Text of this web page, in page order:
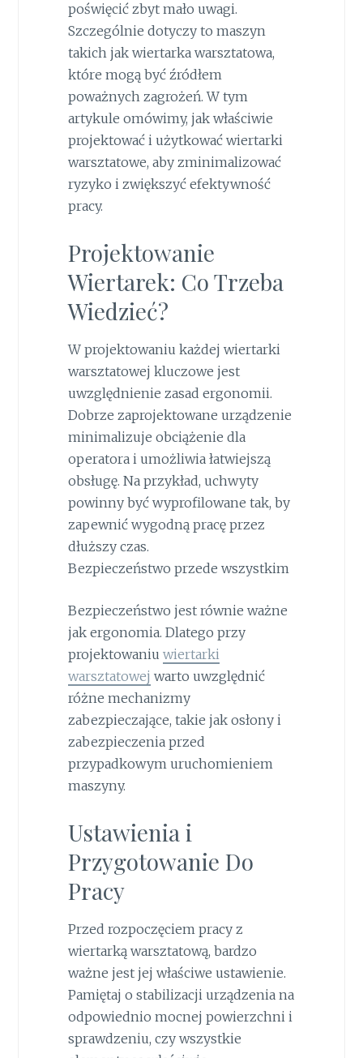
poświęcić zbyt mało uwagi.
Szczególnie dotyczy to maszyn
takich jak wiertarka warsztatowa,
które mogą być źródłem
poważnych zagrożeń. W tym
artykule omówimy, jak właściwie
projektować i użytkować wiertarki
warsztatowe, aby zminimalizować
ryzyko i zwiększyć efektywność
pracy.
Projektowanie
Wiertarek: Co Trzeba
Wiedzieć?
W projektowaniu każdej wiertarki
warsztatowej kluczowe jest
uwzględnienie zasad ergonomii.
Dobrze zaprojektowane urządzenie
minimalizuje obciążenie dla
operatora i umożliwia łatwiejszą
obsługę. Na przykład, uchwyty
powinny być wyprofilowane tak, by
zapewnić wygodną pracę przez
dłuższy czas.
Bezpieczeństwo przede wszystkim
Bezpieczeństwo jest równie ważne
jak ergonomia. Dlatego przy
projektowaniu wiertarki
warsztatowej warto uwzględnić
różne mechanizmy
zabezpieczające, takie jak osłony i
zabezpieczenia przed
przypadkowym uruchomieniem
maszyny.
Ustawienia i
Przygotowanie Do
Pracy
Przed rozpoczęciem pracy z
wiertarką warsztatową, bardzo
ważne jest jej właściwe ustawienie.
Pamiętaj o stabilizacji urządzenia na
odpowiednio mocnej powierzchni i
sprawdzeniu, czy wszystkie